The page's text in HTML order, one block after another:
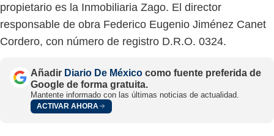
propietario es la Inmobiliaria Zago. El director
responsable de obra Federico Eugenio Jiménez Canet
Cordero, con número de registro D.R.O. 0324.
Añadir Diario De México como fuente preferida de
Google de forma gratuita.
Mantente informado con las últimas noticias de actualidad.
ACTIVAR AHORA